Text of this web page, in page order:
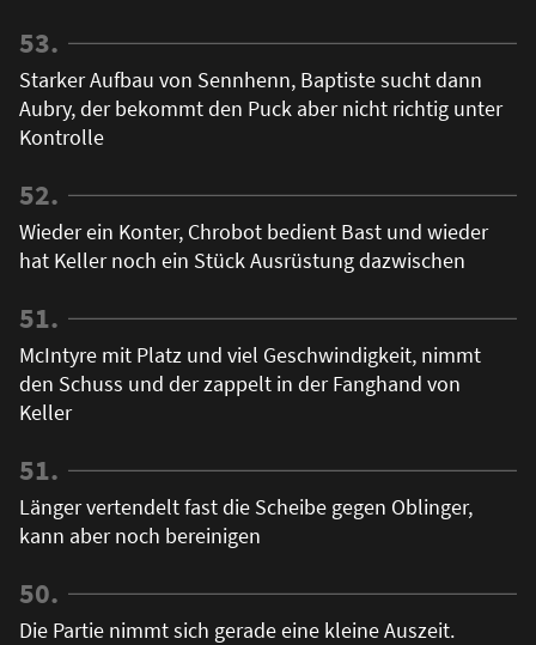
53.
Starker Aufbau von Sennhenn, Baptiste sucht dann
Aubry, der bekommt den Puck aber nicht richtig unter
Kontrolle
52.
Wieder ein Konter, Chrobot bedient Bast und wieder
hat Keller noch ein Stück Ausrüstung dazwischen
51.
McIntyre mit Platz und viel Geschwindigkeit, nimmt
den Schuss und der zappelt in der Fanghand von
Keller
51.
Länger vertendelt fast die Scheibe gegen Oblinger,
kann aber noch bereinigen
50.
Die Partie nimmt sich gerade eine kleine Auszeit.